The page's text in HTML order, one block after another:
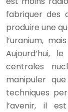
fabriquer des
produire une
l’uranium,
Aujourd’hui,
centrales
manipuler
techniques
l’avenir, il